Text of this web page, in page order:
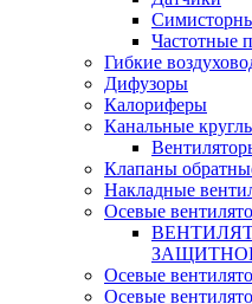
Частотные
Гибкие
Дифузоры
Калориферы
Канальные
Клапаны
Накладные
Осевые
Осевые
Осевые